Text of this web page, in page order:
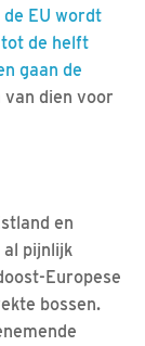
EU wordt
de helft
gaan de
van dien voor
en
al pijnlijk
Europese
bossen.